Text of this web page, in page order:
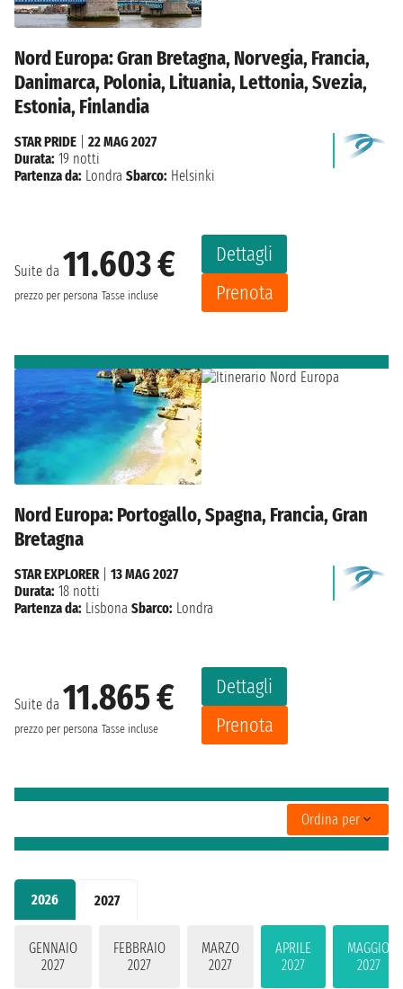
2026 2027
GENNAIO
2027
FEBBRAIO
2027
MARZO
2027
APRILE
2027
MAGGIO
2027
Nord Europa: Gran Bretagna, Norvegia, Francia,
Danimarca, Polonia, Lituania, Lettonia, Svezia,
Estonia, Finlandia
Suite da 11.603 €
prezzo per persona Tasse incluse
Dettagli
Prenota
STAR PRIDE
22 MAG 2027
Durata: 19 notti
Partenza da: Londra Sbarco: Helsinki
Nord Europa: Portogallo, Spagna, Francia, Gran
Bretagna
Suite da 11.865 €
prezzo per persona Tasse incluse
Dettagli
Prenota
STAR EXPLORER| 13 MAG 2027
Durata: 18 notti
Partenza da: Lisbona Sbarco: Londra
Ordina per